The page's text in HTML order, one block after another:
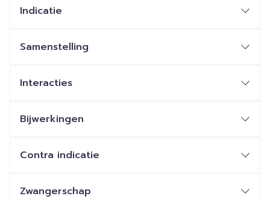
Indicatie
Samenstelling
Interacties
Bijwerkingen
Contra indicatie
Zwangerschap